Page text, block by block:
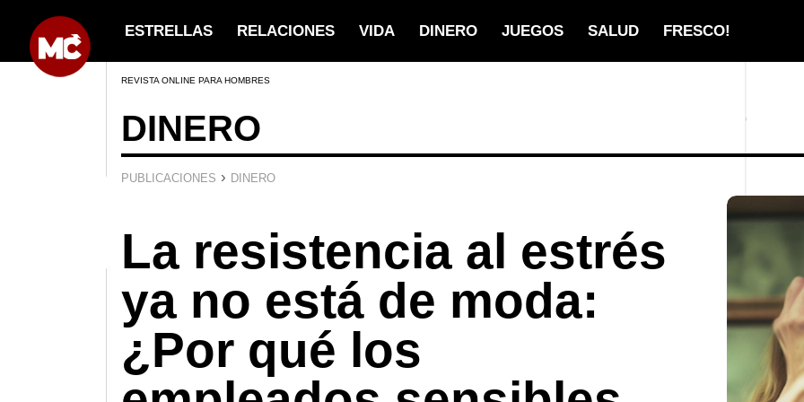
ESTRELLAS RELACIONES VIDA DINERO JUEGOS SALUD FRESCO!
REVISTA ONLINE PARA HOMBRES
DINERO
PUBLICACIONES › DINERO
La resistencia al estrés
ya no está de moda:
¿Por qué los